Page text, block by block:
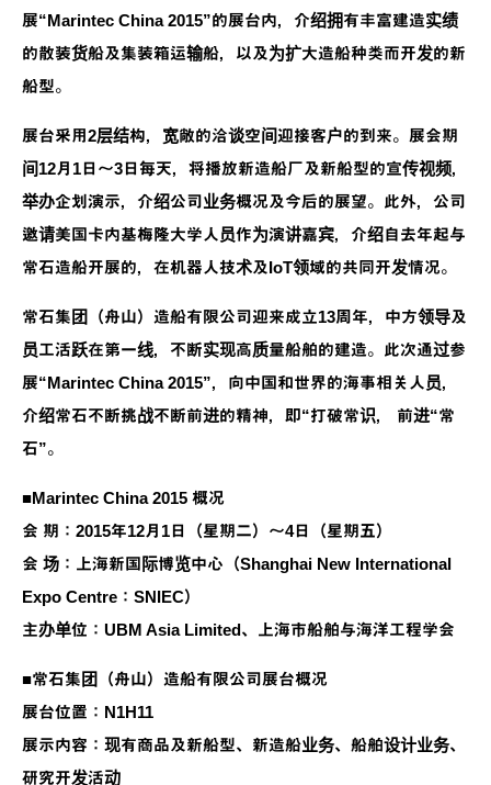
展“Marintec China 2015”的展台内，介绍拥有丰富建造实绩
的散装货船及集装箱运输船，以及为扩大造船种类而开发的新
船型。
展台采用2层结构，宽敞的洽谈空间迎接客户的到来。展会期
间12月1日～3日每天，将播放新造船厂及新船型的宣传视频，
举办企划演示，介绍公司业务概况及今后的展望。此外，公司
邀请美国卡内基梅隆大学人员作为演讲嘉宾，介绍自去年起与
常石造船开展的，在机器人技术及IoT领域的共同开发情况。
常石集团（舟山）造船有限公司迎来成立13周年，中方领导及
员工活跃在第一线，不断实现高质量船舶的建造。此次通过参
展“Marintec China 2015”，向中国和世界的海事相关人员，
介绍常石不断挑战不断前进的精神，即“打破常识， 前进“常
石”。
■Marintec China 2015 概况
会 期：2015年12月1日（星期二）～4日（星期五）
会 场：上海新国际博览中心（Shanghai New International
Expo Centre：SNIEC）
主办单位：UBM Asia Limited、上海市船舶与海洋工程学会
■常石集团（舟山）造船有限公司展台概况
展台位置：N1H11
展示内容：现有商品及新船型、新造船业务、船舶设计业务、
研究开发活动